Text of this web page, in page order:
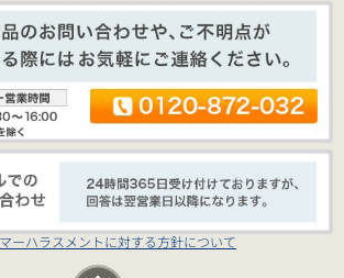
ーハラスメントに対する方針について